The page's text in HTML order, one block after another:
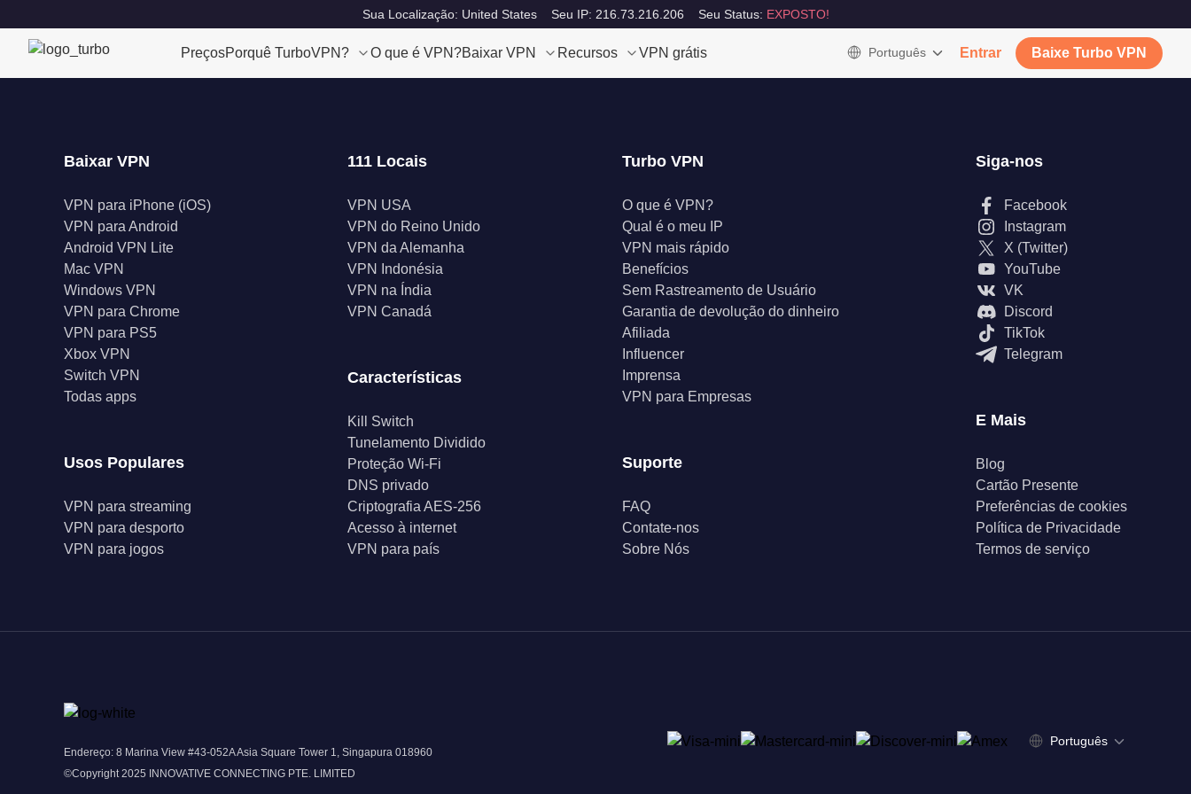
Sua Localização: United States Seu IP: 216.73.216.206 Seu Status: EXPOSTO!
PreçosPorquê TurboVPN? O que é VPN?Baixar VPN Recursos VPN grátis Português Entrar Baixe Turbo VPN
Baixar VPN
VPN para iPhone (iOS)
VPN para Android
Android VPN Lite
Mac VPN
Windows VPN
VPN para Chrome
VPN para PS5
Xbox VPN
Switch VPN
Todas apps
Usos Populares
VPN para streaming
VPN para desporto
VPN para jogos
111 Locais
VPN USA
VPN do Reino Unido
VPN da Alemanha
VPN Indonésia
VPN na Índia
VPN Canadá
Características
Kill Switch
Tunelamento Dividido
Proteção Wi-Fi
DNS privado
Criptografia AES-256
Acesso à internet
VPN para país
Turbo VPN
O que é VPN?
Qual é o meu IP
VPN mais rápido
Benefícios
Sem Rastreamento de Usuário
Garantia de devolução do dinheiro
Afiliada
Influencer
Imprensa
VPN para Empresas
Suporte
FAQ
Contate-nos
Sobre Nós
Siga-nos
Facebook
Instagram
X (Twitter)
YouTube
VK
Discord
TikTok
Telegram
E Mais
Blog
Cartão Presente
Preferências de cookies
Política de Privacidade
Termos de serviço
Endereço: 8 Marina View #43-052A Asia Square Tower 1, Singapura 018960
©Copyright 2025 INNOVATIVE CONNECTING PTE. LIMITED
Português